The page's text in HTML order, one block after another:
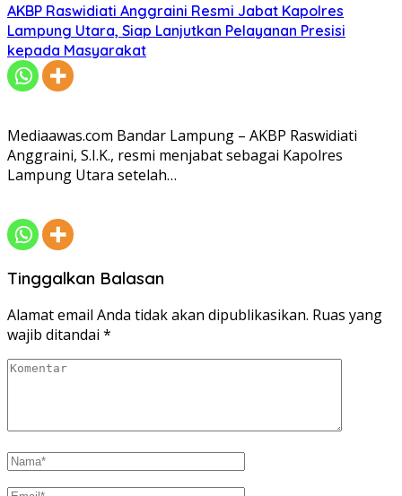
AKBP Raswidiati Anggraini Resmi Jabat Kapolres
Lampung Utara, Siap Lanjutkan Pelayanan Presisi
kepada Masyarakat
Mediaawas.com Bandar Lampung – AKBP Raswidiati
Anggraini, S.I.K., resmi menjabat sebagai Kapolres
Lampung Utara setelah…
Tinggalkan Balasan
Alamat email Anda tidak akan dipublikasikan. Ruas yang
wajib ditandai *